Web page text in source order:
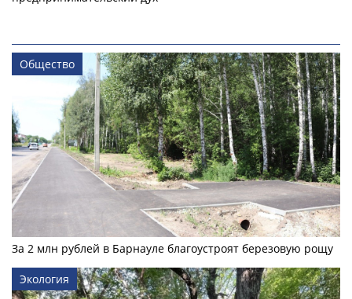
Общество
За 2 млн рублей в Барнауле благоустроят березовую рощу
Экология